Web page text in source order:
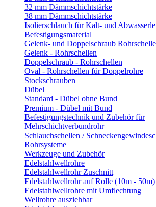
32 mm Dämmschichtstärke
38 mm Dämmschichtstärke
Isolierschlauch für Kalt- und
Befestigungsmaterial
Gelenk- und Doppelschraub
Gelenk - Rohrschellen
Doppelschraub - Rohrschellen
Oval - Rohrschellen für Doppelrohre
Stockschrauben
Dübel
Standard - Dübel ohne Bund
Premium - Dübel mit Bund
Befestigungstechnik und Zubehör für
Mehrschichtverbundrohr
Schlauchschellen /
Rohrsysteme
Werkzeuge und Zubehör
Edelstahlwellrohre
Edelstahlwellrohr Zuschnitt
Edelstahlwellrohr auf Rolle (10m - 50m)
Edelstahlwellrohre mit Umflechtung
Wellrohre ausziehbar